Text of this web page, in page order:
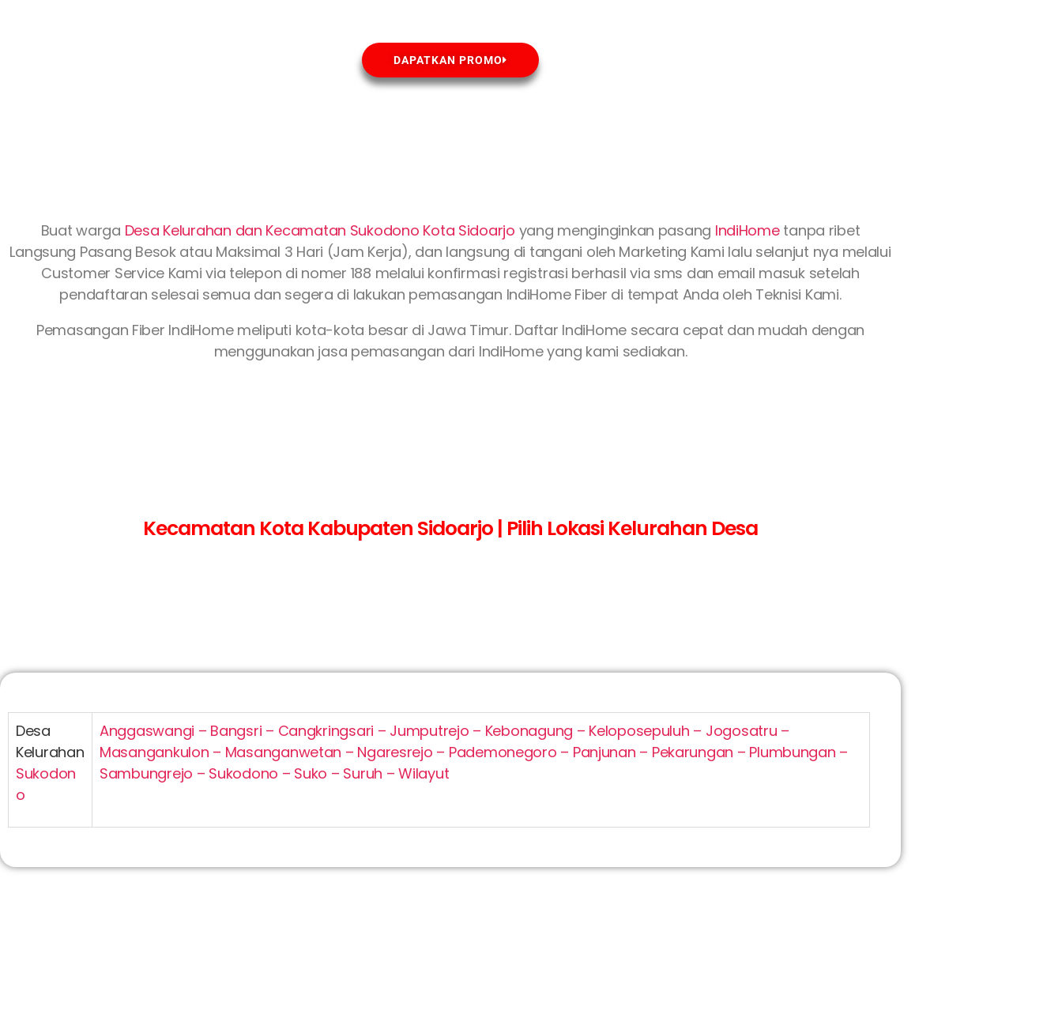
DAPATKAN PROMO
Buat warga Desa Kelurahan dan Kecamatan Sukodono Kota Sidoarjo yang menginginkan pasang IndiHometanpa ribet
Langsung Pasang Besok atau Maksimal 3 Hari (Jam Kerja), dan langsung di tangani oleh Marketing Kami lalu selanjut nya melalui
Customer Service Kami via telepon di nomer 188 melalui konfirmasi registrasi berhasil via sms dan email masuk setelah
pendaftaran selesai semua dan segera di lakukan pemasangan IndiHome Fiber di tempat Anda oleh Teknisi Kami.
Pemasangan Fiber IndiHome meliputi kota-kota besar di Jawa Timur. Daftar IndiHome secara cepat dan mudah dengan
menggunakan jasa pemasangan dari IndiHome yang kami sediakan.
Kecamatan Kota Kabupaten Sidoarjo | Pilih Lokasi Kelurahan Desa
Desa
Kelurahan
Sukodon
o
Anggaswangi – Bangsri – Cangkringsari – Jumputrejo – Kebonagung – Keloposepuluh – Jogosatru –
Masangankulon – Masanganwetan – Ngaresrejo – Pademonegoro – Panjunan – Pekarungan – Plumbungan –
Sambungrejo – Sukodono – Suko – Suruh – Wilayut